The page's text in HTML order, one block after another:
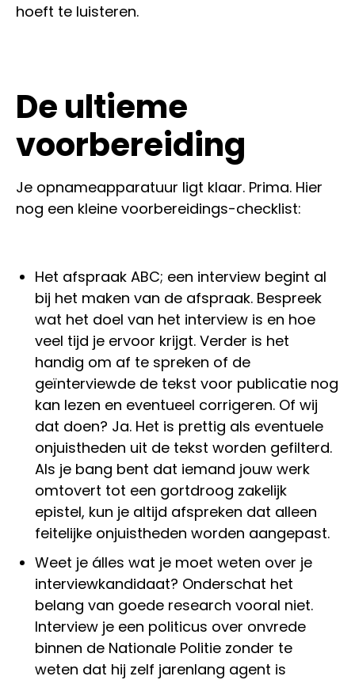
hoeft te luisteren.
De ultieme
voorbereiding
Je opnameapparatuur ligt klaar. Prima. Hier
nog een kleine voorbereidings-checklist:
Het afspraak ABC; een interview begint al
bij het maken van de afspraak. Bespreek
wat het doel van het interview is en hoe
veel tijd je ervoor krijgt. Verder is het
handig om af te spreken of de
geïnterviewde de tekst voor publicatie nog
kan lezen en eventueel corrigeren. Of wij
dat doen? Ja. Het is prettig als eventuele
onjuistheden uit de tekst worden gefilterd.
Als je bang bent dat iemand jouw werk
omtovert tot een gortdroog zakelijk
epistel, kun je altijd afspreken dat alleen
feitelijke onjuistheden worden aangepast.
Weet je álles wat je moet weten over je
interviewkandidaat? Onderschat het
belang van goede research vooral niet.
Interview je een politicus over onvrede
binnen de Nationale Politie zonder te
weten dat hij zelf jarenlang agent is